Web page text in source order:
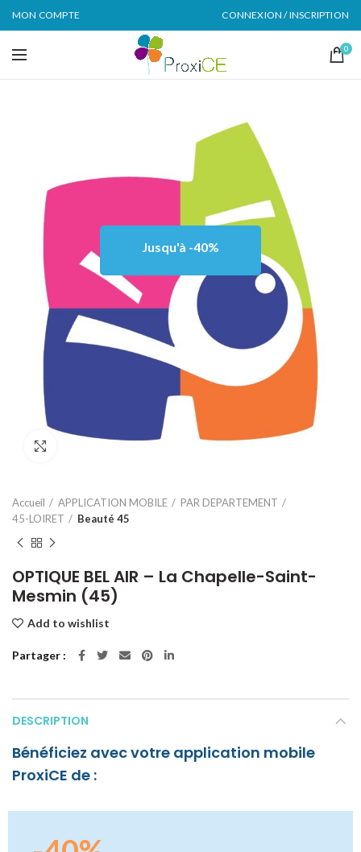
MON COMPTE CONNEXION / INSCRIPTION
0
Click to enlarge
Jusqu'à -40%
Accueil APPLICATION MOBILE
PAR DEPARTEMENT
45-LOIRET
Beauté 45
OPTIQUE BEL AIR – La Chapelle-Saint-
Mesmin (45)
Add to wishlist
Partager
DESCRIPTION
Bénéficiez avec votre application mobile
ProxiCE de :